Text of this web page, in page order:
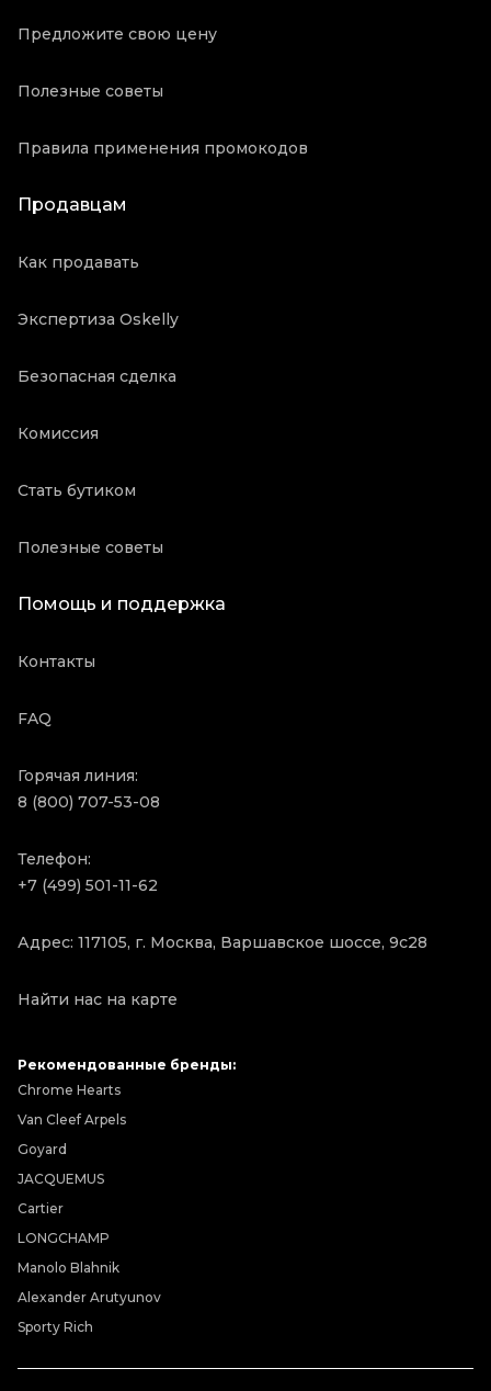
Предложите свою цену
Полезные советы
Правила применения промокодов
Продавцам
Как продавать
Экспертиза Oskelly
Безопасная сделка
Комиссия
Стать бутиком
Полезные советы
Помощь и поддержка
Контакты
FAQ
Горячая линия:
8 (800) 707-53-08
Телефон:
+7 (499) 501-11-62
Адрес: 117105, г. Москва, Варшавское шоссе, 9с28
Найти нас на карте
Рекомендованные бренды:
Chrome Hearts
Van Cleef Arpels
Goyard
JACQUEMUS
Cartier
LONGCHAMP
Manolo Blahnik
Alexander Arutyunov
Sporty Rich